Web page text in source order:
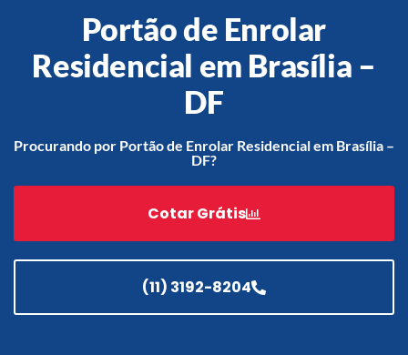
Enrolar em Teresópolis – RJ
Enrolar em São Pedro da
Aldeia – RJ
Enrolar em São João de
Portão de Garagem de
Enrolar em Rio das Ostras –
Portão de Enrolar
Residencial em Brasília –
DF
Procurando por Portão de Enrolar Residencial em Brasília –
DF?
Cotar Grátis
(11) 3192-8204